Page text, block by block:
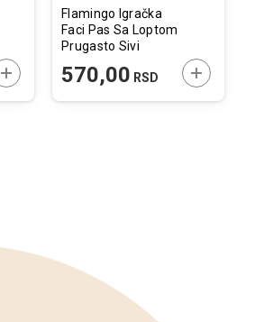
DODAJTE U KORPU
Flamingo Igračka
Faci Pas Sa Loptom
Prugasto Sivi
570,00 RSD DODAJTE U